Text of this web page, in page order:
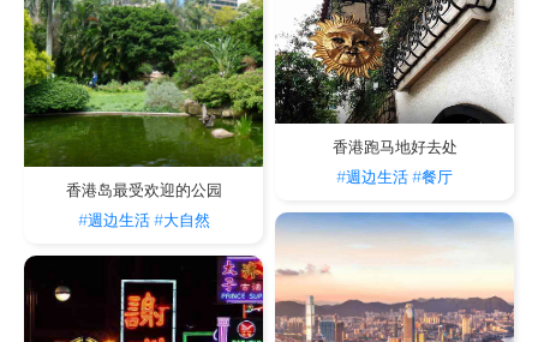
香港岛最受欢迎的公园
#週边生活 #大自然
香港跑马地好去处
#週边生活#餐厅